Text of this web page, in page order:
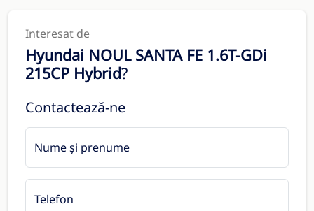
Interesat de
Hyundai NOUL SANTA FE 1.6T-GDi
215CP Hybrid?
Contactează-ne
Nume și prenume
Telefon